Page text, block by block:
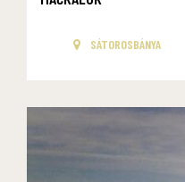
SÁTOROSBÁNYA